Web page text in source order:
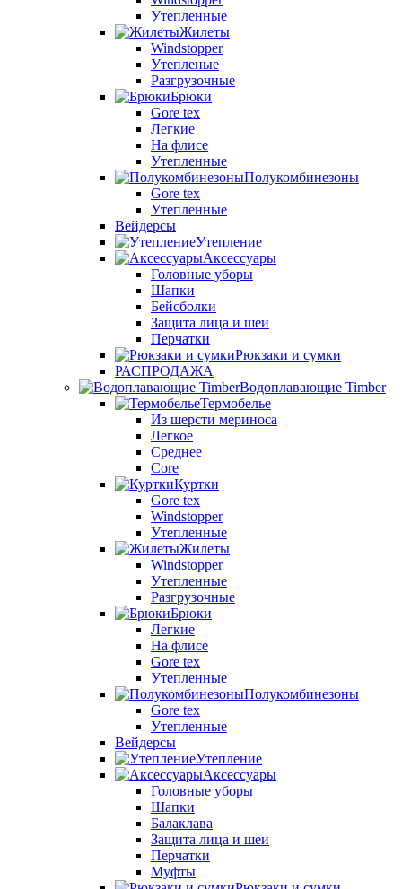
Утепленные
Жилеты
Windstopper
Утепленые
Разгрузочные
Брюки
Gore tex
Легкие
На флисе
Утепленные
Полукомбинезоны
Gore tex
Утепленные
Вейдерсы
Утепление
Аксессуары
Головные уборы
Шапки
Бейсболки
Защита лица и шеи
Перчатки
Рюкзаки и сумки
РАСПРОДАЖА
Водоплавающие Timber
Термобелье
Из шерсти мериноса
Легкое
Среднее
Core
Куртки
Gore tex
Windstopper
Утепленные
Жилеты
Windstopper
Утепленные
Разгрузочные
Брюки
Легкие
На флисе
Gore tex
Утепленные
Полукомбинезоны
Gore tex
Утепленные
Вейдерсы
Утепление
Аксессуары
Головные уборы
Шапки
Балаклава
Защита лица и шеи
Перчатки
Муфты